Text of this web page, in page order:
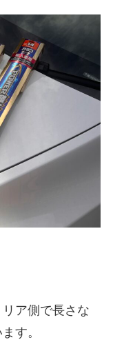
ア側で長さな
す。